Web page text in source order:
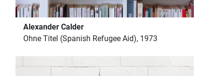
Alexander Calder
Ohne Titel (Spanish Refugee Aid), 1973